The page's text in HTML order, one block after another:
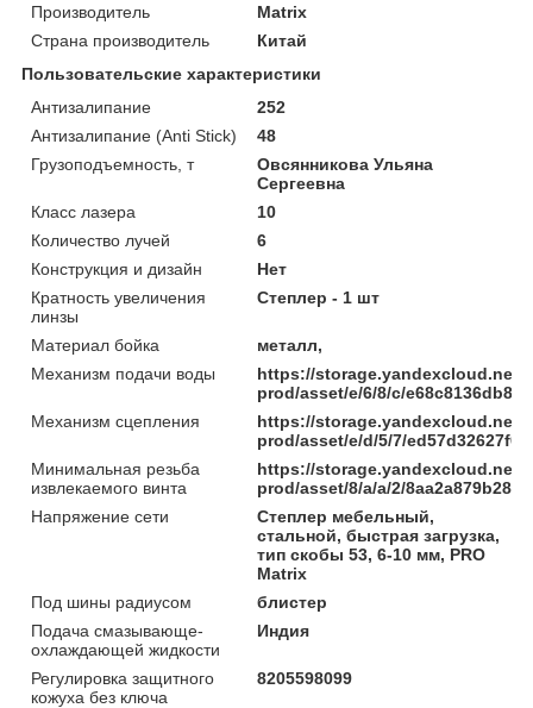
Производитель
Matrix
Страна производитель
Китай
Пользовательские характеристики
Антизалипание
252
Антизалипание (Anti Stick)
48
Грузоподъемность, т
Овсянникова Ульяна
Сергеевна
Класс лазера
10
Количество лучей
6
Конструкция и дизайн
Нет
Кратность увеличения
линзы
Степлер - 1 шт
Материал бойка
металл,
Механизм подачи воды
https://storage.yandexcloud.net/
prod/asset/e/6/8/c/
Механизм сцепления
https://storage.yandexcloud.net/
prod/asset/e/d/5/7/
Минимальная резьба
извлекаемого винта
https://storage.yandexcloud.net/
prod/asset/8/a/a/2/
Напряжение сети
Степлер мебельный,
стальной, быстрая загрузка,
тип скобы 53, 6-10 мм, PRO
Matrix
Под шины радиусом
блистер
Подача смазывающе-
охлаждающей жидкости
Индия
Регулировка защитного
кожуха без ключа
8205598099